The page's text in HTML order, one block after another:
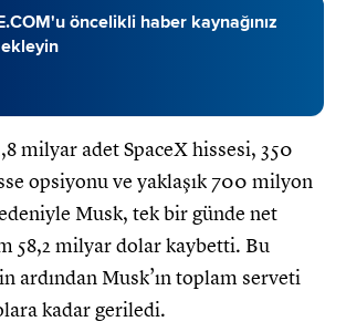
öncelikli haber kaynağınız
milyar adet SpaceX hissesi, 350
opsiyonu ve yaklaşık 700 milyon
Musk, tek bir günde net
58,2 milyar dolar kaybetti. Bu
ardından Musk’ın toplam serveti
kadar geriledi.